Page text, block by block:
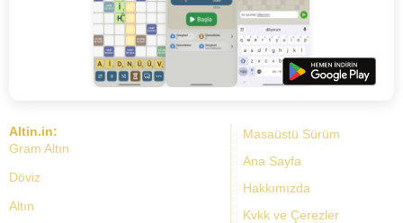
Masaüstü Sürüm
Ana Sayfa
Hakkımızda
Kvkk ve Çerezler
Altin.in:
Gram Altın
Döviz
Altın